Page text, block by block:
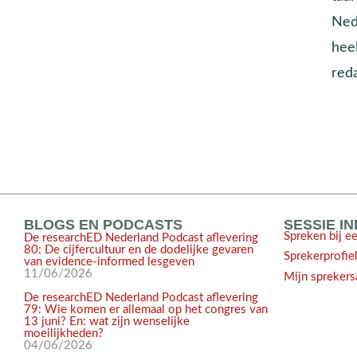
BLOGS EN PODCASTS
De researchED Nederland Podcast aflevering
80: De cijfercultuur en de dodelijke gevaren
van evidence-informed lesgeven
11/06/2026
De researchED Nederland Podcast aflevering
79: Wie komen er allemaal op het congres van
13 juni? En: wat zijn wenselijke
moeilijkheden?
04/06/2026
SESSIE
Spreken bij
Mijn